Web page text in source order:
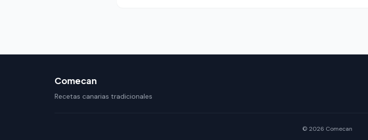
Comecan
Recetas canarias tradicionales
© 2026 Comecan